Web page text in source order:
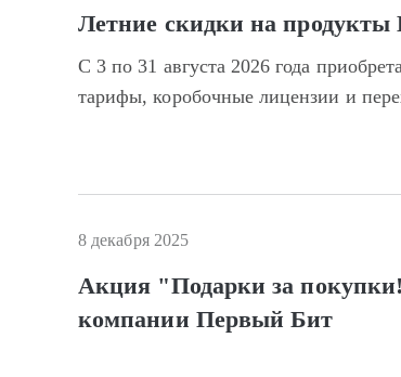
Летние скидки на продукты
С 3 по 31 августа 2026 года
тарифы, коробочные лицензии и
8 декабря 2025
Акция "Подарки за
компании Первый Бит